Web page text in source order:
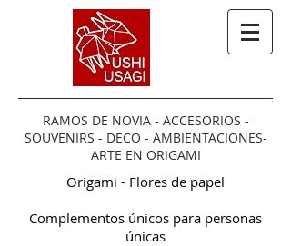
RAMOS DE NOVIA - ACCESORIOS -
SOUVENIRS - DECO - AMBIENTACIONES-
ARTE EN ORIGAMI
Origami - Flores de papel
Complementos únicos para personas
únicas